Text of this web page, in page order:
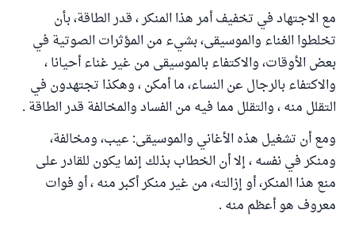
مع الاجتهاد في تخفيف أمر هذا المنكر ، قدر الطاقة، بأن
تخلطوا الغناء والموسيقى، بشيء من المؤثرات الصوتية في
بعض الأوقات، والاكتفاء بالموسيقى من غير غناء أحيانا ،
والاكتفاء بالرجال عن النساء، ما أمكن ، وهكذا تجتهدون في
التقلل منه ، والتقلل مما فيه من الفساد والمخالفة قدر الطاقة .
ومع أن تشغيل هذه الأغاني والموسيقى: عيب، ومخالفة،
ومنكر في نفسه ، إلا أن الخطاب بذلك إنما يكون للقادر على
منع هذا المنكر، أو إزالته، من غير منكر أكبر منه ، أو فوات
معروف هو أعظم منه .